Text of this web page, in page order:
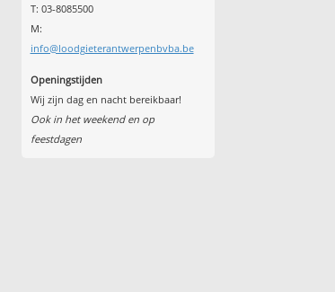
T: 03-8085500
M:
info@loodgieterantwerpenbvba.be
Openingstijden
Wij zijn dag en nacht bereikbaar!
Ook in het weekend en op
feestdagen